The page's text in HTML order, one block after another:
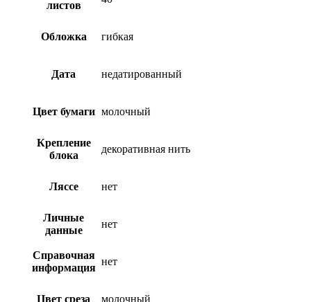
листов
Обложка гибкая
Дата недатированный
Цвет бумаги молочный
Крепление
блока
декоративная нить
Ляссе нет
Личные
данные
нет
Справочная
информация
нет
Цвет среза молочный